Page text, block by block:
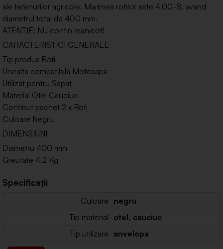
ale terenurilor agricole. Marimea rotilor este 4.00-8, avand
diametrul total de 400 mm.
ATENTIE: NU contin manicot!
CARACTERISTICI GENERALE
Tip produs Roti
Unealta compatibila Motosapa
Utilizat pentru Sapat
Material Otel Cauciuc
Continut pachet 2 x Roti
Culoare Negru
DIMENSIUNI
Diametru 400 mm
Greutate 4.2 Kg
Specificații
Culoare negru
Tip material otel, cauciuc
Tip utilizare anvelopa